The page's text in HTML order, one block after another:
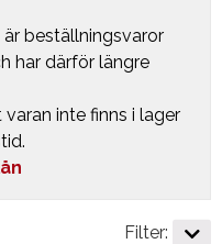
är beställningsvaror
har därför längre
inte finns i lager
Filter: